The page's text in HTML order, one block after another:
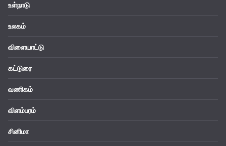
உள்நாடு
உலகம்
விளையாட்டு
கட்டுரை
வணிகம்
விளம்பரம்
சினிமா